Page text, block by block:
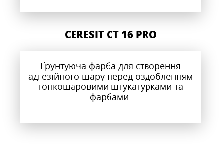
CERESIT CT 16 PRO
Ґрунтуюча фарба для створення
адгезійного шару перед оздобленням
тонкошаровими штукатурками та
фарбами